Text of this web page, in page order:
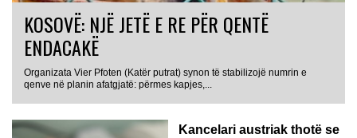
KOSOVË: NJË JETË E RE PËR QENTË
ENDACAKË
Organizata Vier Pfoten (Katër putrat) synon të stabilizojë numrin e
qenve në planin afatgjatë: përmes kapjes,...
Kancelari austriak thotë se